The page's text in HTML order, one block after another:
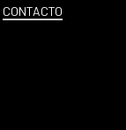
CONTACTO